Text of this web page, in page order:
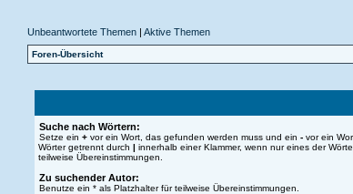
Unbeantwortete Themen |Aktive Themen
Foren-Übersicht
Suche nach Wörtern:
Setze ein+ vor ein Wort, das gefunden werden muss und ein- vor ein
Wörter getrennt durch| innerhalb einer Klammer, wenn nur eines der
teilweise Übereinstimmungen.
Zu suchender Autor:
Benutze ein * als Platzhalter für teilweise Übereinstimmungen.